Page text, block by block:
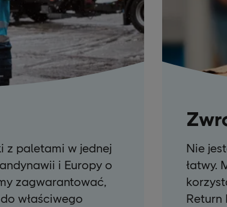
z paletami w jednej
i Europy o
zagwarantować,
właściwego
Nie
łatwy.
Return